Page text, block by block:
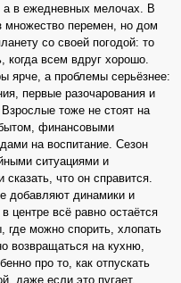
а в ежедневных мелочах. В
множество перемен, но дом
со своей погодой: то
когда всем вдруг хорошо.
ярче, а проблемы серьёзнее:
первые разочарования и
тоже не стоят на
финансовыми
на воспитание. Сезон
ситуациями и
что он справится.
добавляют динамики и
центре всё равно остаётся
можно спорить, хлопать
возвращаться на кухню,
про то, как отпускать
даже если это пугает.